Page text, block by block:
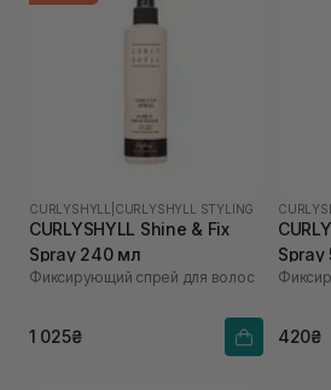
CURLYSHYLL CURLYSHYLL STYLING
CURLYSHYLL Shine & Fix
Spray 240 мл
Фиксирующий спрей для волос
1 025₴
Spray
420₴